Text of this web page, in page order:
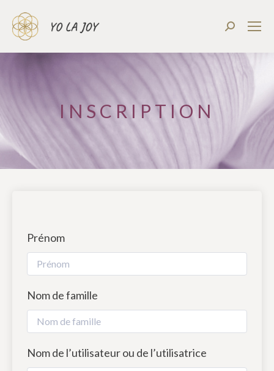
INSCRIPTION
Prénom
Nom de famille
Nom de l’utilisateur ou de l’utilisatrice